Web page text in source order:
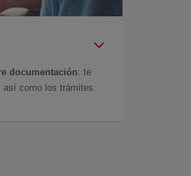
documentación: te
así como los trámites